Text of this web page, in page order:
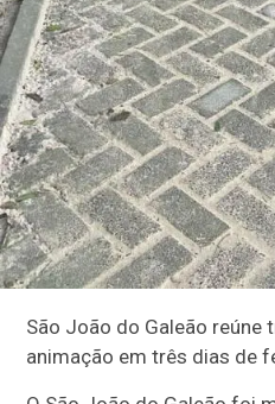
São João do Galeão reúne
animação em três dias de